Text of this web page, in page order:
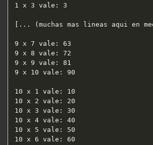
1 x 3 vale: 3
[... (muchas mas lineas aqui en
9 x 7 vale: 63
9 x 8 vale: 72
9 x 9 vale: 81
9 x 10 vale: 90
10 x 1 vale: 10
10 x 2 vale: 20
10 x 3 vale: 30
10 x 4 vale: 40
10 x 5 vale: 50
10 x 6 vale: 60